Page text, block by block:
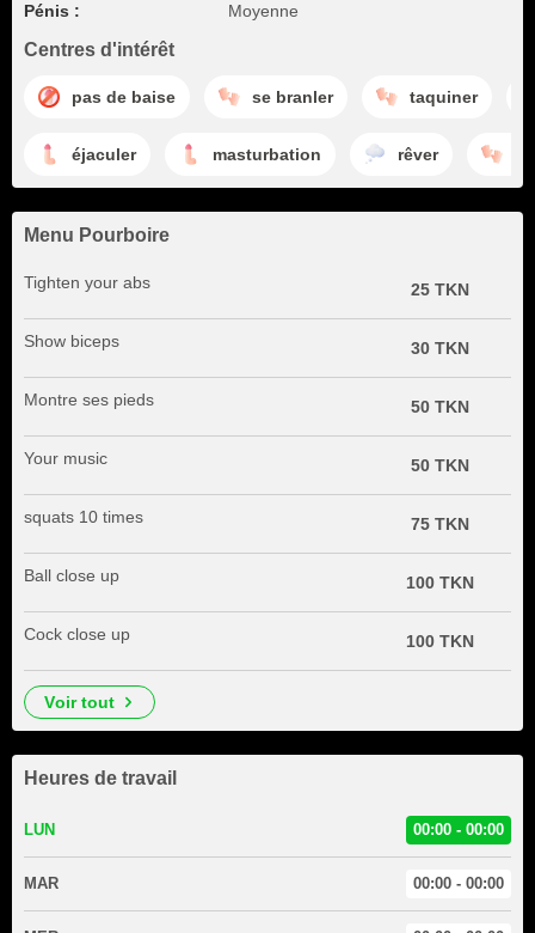
Pénis : Moyenne
Centres d'intérêt
pas de baise se branler taquiner
éjaculer masturbation rêver
Menu Pourboire
Tighten your abs 25 TKN
Show biceps 30 TKN
Montre ses pieds 50 TKN
Your music 50 TKN
squats 10 times 75 TKN
Ball close up 100 TKN
Cock close up 100 TKN
voir tout
Heures de travail
LUN 00:00 - 00:00
MAR 00:00 - 00:00